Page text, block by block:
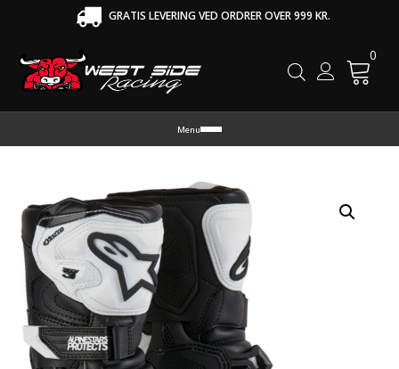
GRATIS LEVERING VED ORDRER OVER 999 KR.
0
Menu